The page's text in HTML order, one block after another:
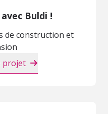
Buldi !
de construction et
projet